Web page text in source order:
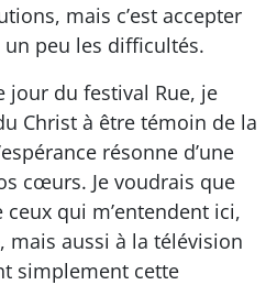
mais c’est accepter
peu les difficultés.
jour du festival Rue, je
Christ à être témoin de la
résonne d’une
cœurs. Je voudrais que
qui m’entendent ici,
mais aussi à la télévision
simplement cette